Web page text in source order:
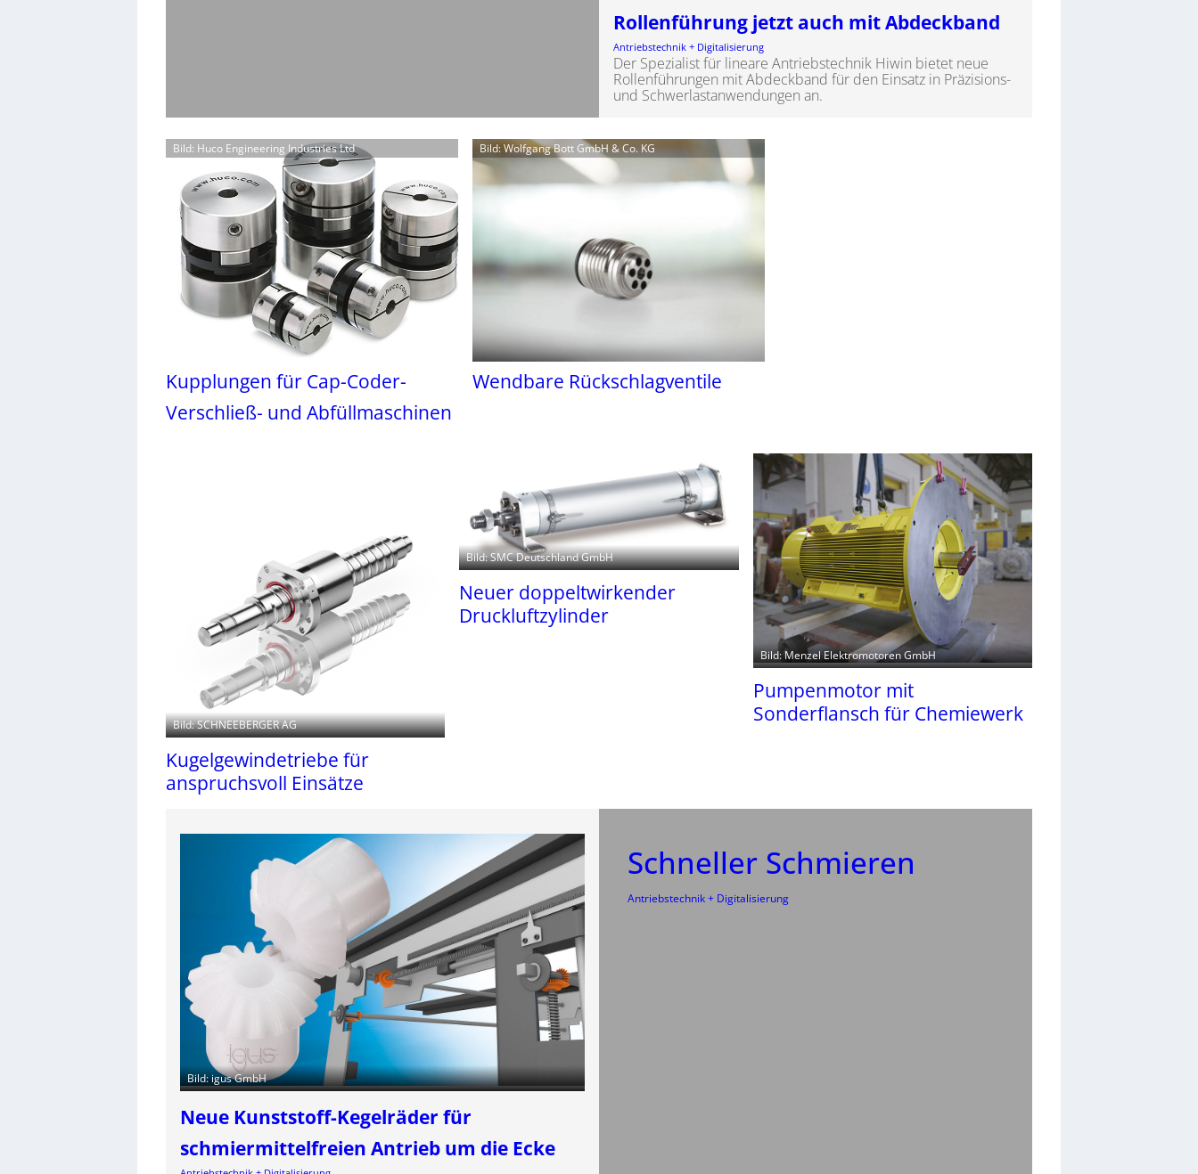
Rollenführung jetzt auch mit Abdeckband
Antriebstechnik + Digitalisierung
Der Spezialist für lineare Antriebstechnik Hiwin bietet neue
Rollenführungen mit Abdeckband für den Einsatz in Präzisions-
und Schwerlastanwendungen an.
Bild: Huco Engineering Industries Ltd
Kupplungen für Cap-Coder-
Verschließ- und Abfüllmaschinen
Bild: Wolfgang Bott GmbH & Co. KG
Wendbare Rückschlagventile
Bild: SCHNEEBERGER AG
Kugelgewindetriebe für
anspruchsvoll Einsätze
Bild: SMC Deutschland GmbH
Neuer doppeltwirkender
Druckluftzylinder
Bild: Menzel Elektromotoren GmbH
Pumpenmotor mit
Sonderflansch für Chemiewerk
Bild: igus GmbH
Neue Kunststoff-Kegelräder für
schmiermittelfreien Antrieb um die Ecke
Schneller Schmieren
Antriebstechnik + Digitalisierung